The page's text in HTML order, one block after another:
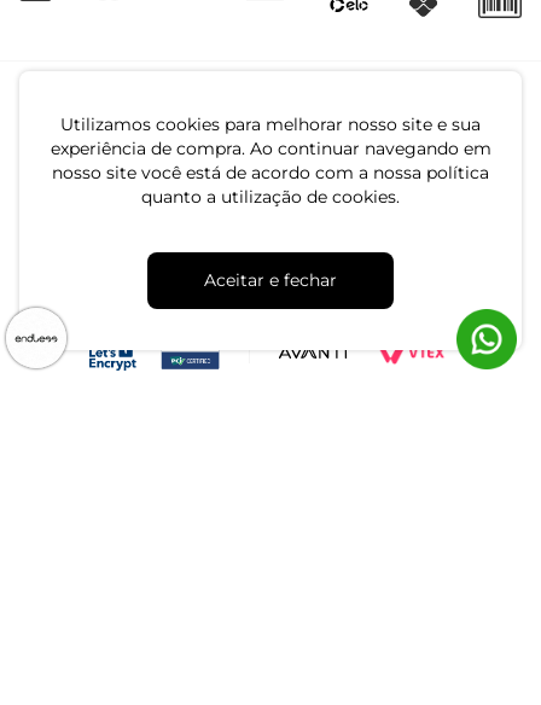
Utilizamos cookies para melhorar nosso site e sua
experiência de compra. Ao continuar navegando em
nosso site você está de acordo com a nossa política
quanto a utilização de cookies.
Aceitar e fechar
CNPJ: 79.233.672/0001-05